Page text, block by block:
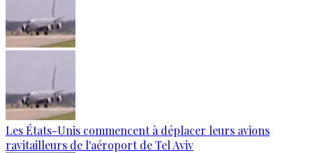
Les États-Unis commencent à déplacer leurs avions
ravitailleurs de l'aéroport de Tel Aviv